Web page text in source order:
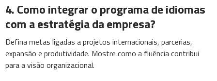
4. Como integrar o programa de idiomas
com a estratégia da empresa?
Defina metas ligadas a projetos internacionais, parcerias,
expansão e produtividade. Mostre como a fluência contribui
para a visão organizacional.